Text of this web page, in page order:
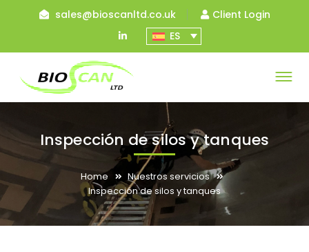
sales@bioscanltd.co.uk
Client Login
LinkedIn
Profile
ES
Inspección de silos y tanques
Home
Nuestros servicios
Inspección de silos y tanques